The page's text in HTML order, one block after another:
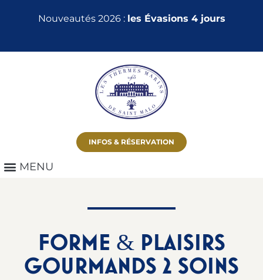
Nouveautés 2026 : les Évasions 4 jours
INFOS & RÉSERVATION
FORME &PLAISIRS
GOURMANDS 2 SOINS